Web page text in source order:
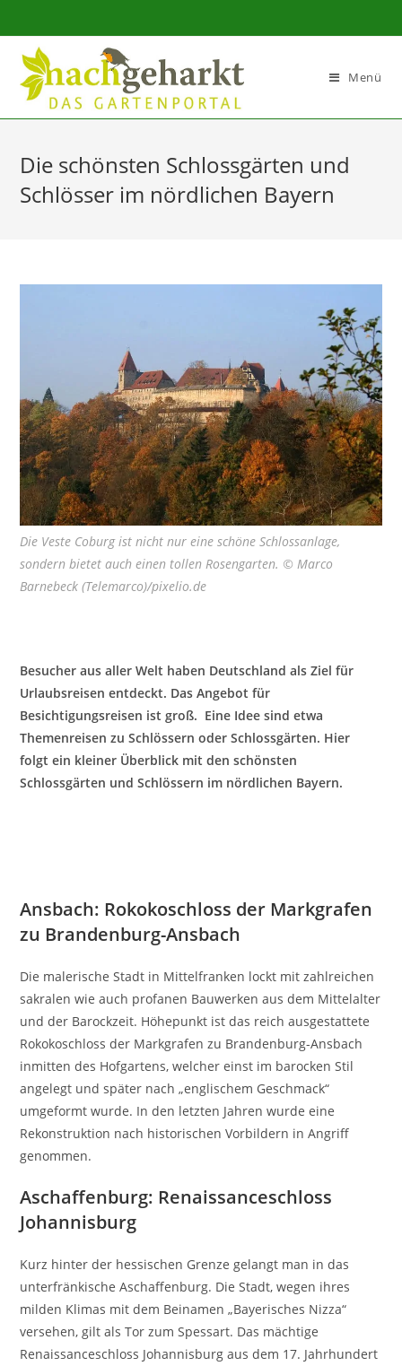
Sidebar-
Inhalt
Menü
Die schönsten Schlossgärten und
Schlösser im nördlichen Bayern
Die Veste Coburg ist nicht nur eine schöne Schlossanlage,
sondern bietet auch einen tollen Rosengarten. © Marco
Barnebeck (Telemarco)/pixelio.de
Besucher aus aller Welt haben Deutschland als Ziel für
Urlaubsreisen entdeckt. Das Angebot für
Besichtigungsreisen ist groß. Eine Idee sind etwa
Themenreisen zu Schlössern oder Schlossgärten. Hier
folgt ein kleiner Überblick mit den schönsten
Schlossgärten und Schlössern im nördlichen Bayern.
Ansbach: Rokokoschloss der Markgrafen
zu Brandenburg-Ansbach
Die malerische Stadt in Mittelfranken lockt mit zahlreichen
sakralen wie auch profanen Bauwerken aus dem Mittelalter
und der Barockzeit. Höhepunkt ist das reich ausgestattete
Rokokoschloss der Markgrafen zu Brandenburg-Ansbach
inmitten des Hofgartens, welcher einst im barocken Stil
angelegt und später nach „englischem Geschmack“
umgeformt wurde. In den letzten Jahren wurde eine
Rekonstruktion nach historischen Vorbildern in Angriff
genommen.
Aschaffenburg: Renaissanceschloss
Johannisburg
Kurz hinter der hessischen Grenze gelangt man in das
unterfränkische Aschaffenburg. Die Stadt, wegen ihres
milden Klimas mit dem Beinamen „Bayerisches Nizza“
versehen, gilt als Tor zum Spessart. Das mächtige
Renaissanceschloss Johannisburg aus dem 17. Jahrhundert